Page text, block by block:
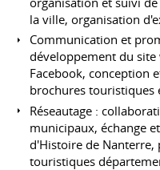
la ville, organisation
Communication et
développement du
Facebook, conception
brochures touristiques
Réseautage :
municipaux, échange
d'Histoire de
touristiques